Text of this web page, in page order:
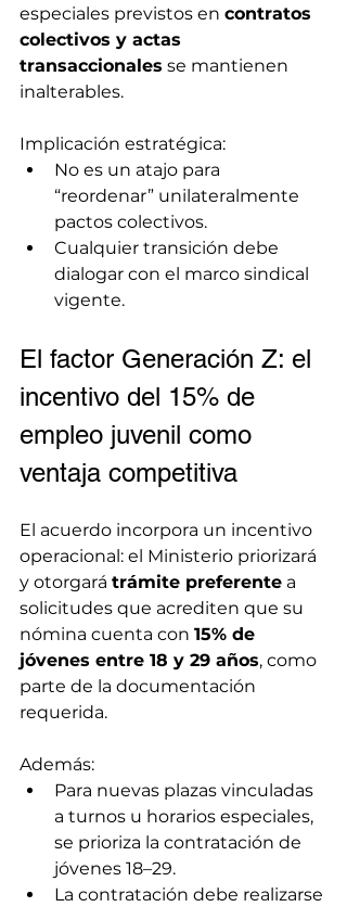
especiales previstos en contratos
colectivos y actas
transaccionales se mantienen
inalterables.
Implicación estratégica:
No es un atajo para
“reordenar” unilateralmente
pactos colectivos.
Cualquier transición debe
dialogar con el marco sindical
vigente.
El factor Generación Z: el
incentivo del 15% de
empleo juvenil como
ventaja competitiva
El acuerdo incorpora un incentivo
operacional: el Ministerio priorizará
y otorgará trámite preferente a
solicitudes que acrediten que su
nómina cuenta con 15% de
jóvenes entre 18 y 29 años, como
parte de la documentación
requerida.
Además:
Para nuevas plazas vinculadas
a turnos u horarios especiales,
se prioriza la contratación de
jóvenes 18–29.
La contratación debe realizarse